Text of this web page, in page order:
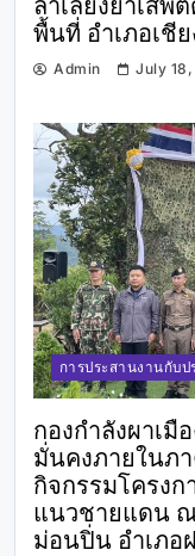
พื้นที่ อำเภอเชี
Admin July
การประสานงานกับป
กองกำลังผาเมื
มั่นคงภายในภ
กิจกรรมโครง
แนวชายแดน
ม่อนปิ่น อำเภอ